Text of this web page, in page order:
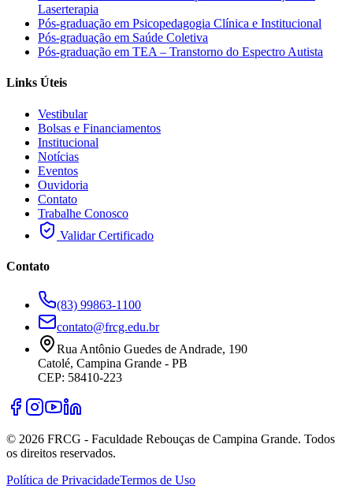
Laserterapia
Pós-graduação em Psicopedagogia Clínica e Institucional
Pós-graduação em Saúde Coletiva
Pós-graduação em TEA – Transtorno do Espectro Autista
Links Úteis
Vestibular
Bolsas e Financiamentos
Institucional
Notícias
Eventos
Ouvidoria
Contato
Trabalhe Conosco
Validar Certificado
Contato
(83) 99863-1100
contato@frcg.edu.br
Rua Antônio Guedes de Andrade, 190
Catolé, Campina Grande - PB
CEP: 58410-223
© 2026 FRCG - Faculdade Rebouças de Campina Grande. Todos
os direitos reservados.
Política de PrivacidadeTermos de Uso